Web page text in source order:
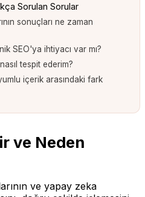
Sorulan Sorular
sonuçları ne zaman
SEO'ya ihtiyacı var mı?
tespit ederim?
içerik arasındaki fark
ve Neden
ve yapay zeka